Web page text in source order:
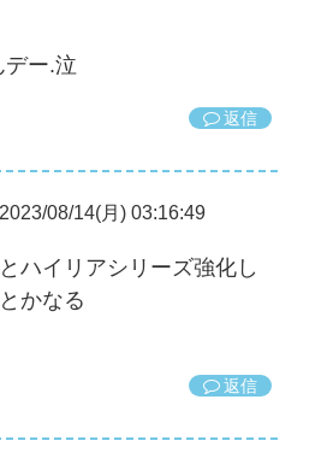
デー.泣
返信
08/14(月) 03:16:49
ハイリアシリーズ強化し
かなる
返信